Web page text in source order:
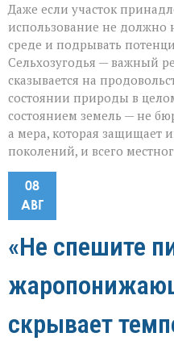
Даже если участок
использование не должно
среде и подрывать
Сельхозугодья — важный
сказывается на
состоянии природы в
состоянием земель — не
а мера, которая защищает
поколений, и всего
08
АВГ
«Не спешите
скрывает